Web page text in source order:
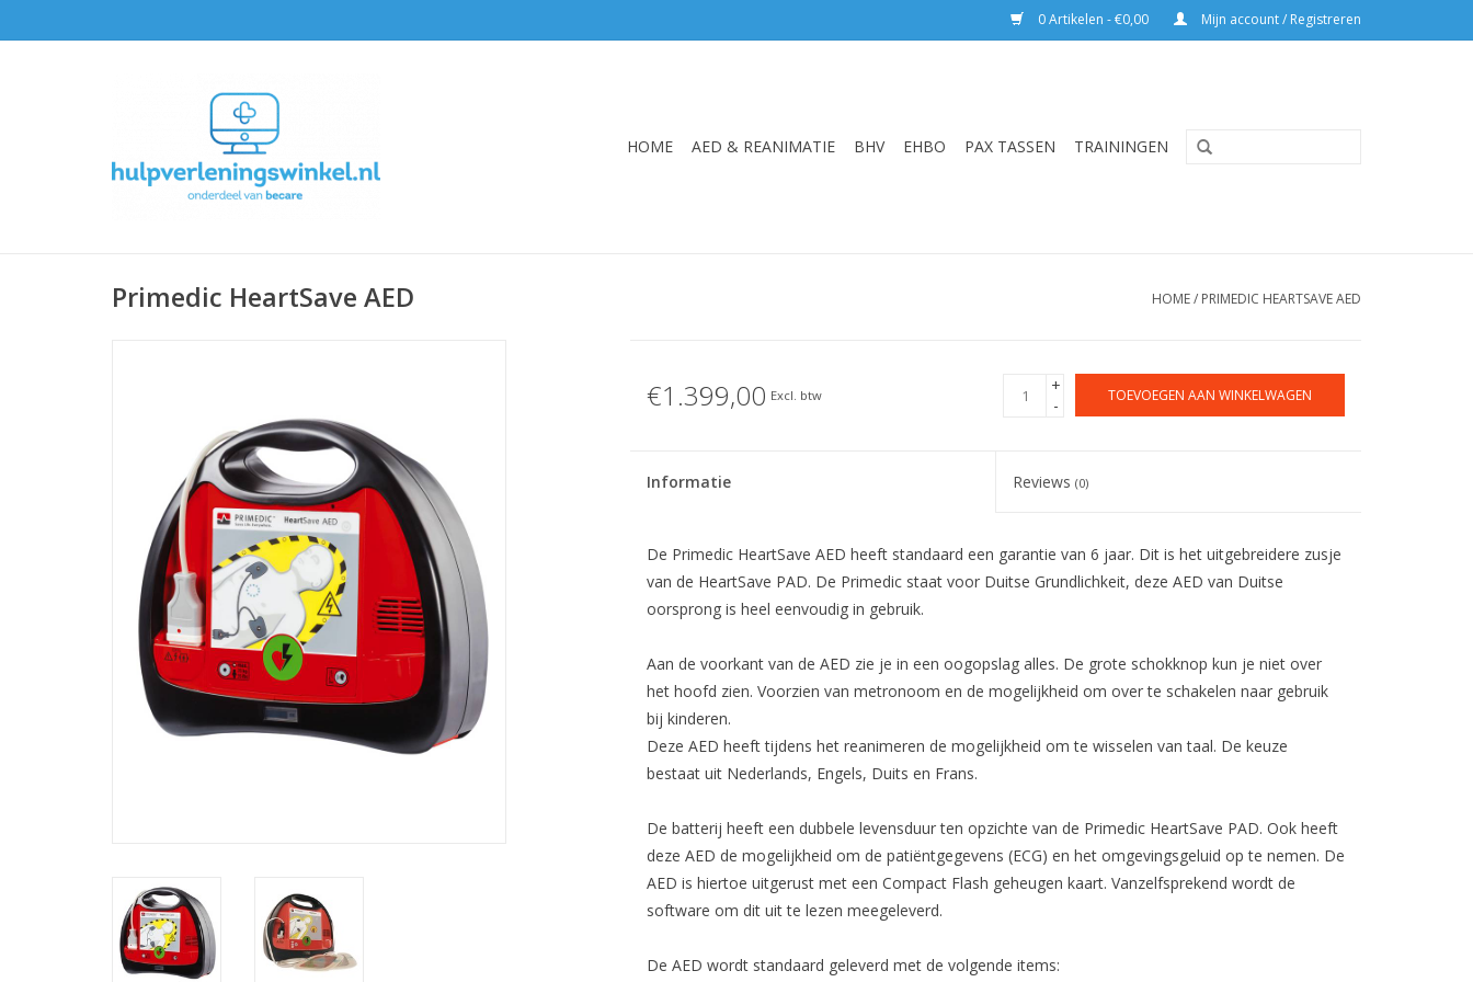
0 Artikelen - €0,00 Mijn account / Registreren
HOME AED & REANIMATIE BHV EHBO PAX TASSEN TRAININGEN
Primedic HeartSave AED HOME/ PRIMEDIC HEARTSAVE AED
€1.399,00 Excl. btw
+
-
TOEVOEGEN AAN WINKELWAGEN
Informatie Reviews(0)
De Primedic HeartSave AED heeft standaard een garantie van 6 jaar. Dit is het uitgebreidere zusje
van de HeartSave PAD. De Primedic staat voor Duitse Grundlichkeit, deze AED van Duitse
oorsprong is heel eenvoudig in gebruik.
Aan de voorkant van de AED zie je in een oogopslag alles. De grote schokknop kun je niet over
het hoofd zien. Voorzien van metronoom en de mogelijkheid om over te schakelen naar gebruik
bij kinderen.
Deze AED heeft tijdens het reanimeren de mogelijkheid om te wisselen van taal. De keuze
bestaat uit Nederlands, Engels, Duits en Frans.
De batterij heeft een dubbele levensduur ten opzichte van de Primedic HeartSave PAD. Ook heeft
deze AED de mogelijkheid om de patiëntgegevens (ECG) en het omgevingsgeluid op te nemen. De
AED is hiertoe uitgerust met een Compact Flash geheugen kaart. Vanzelfsprekend wordt de
software om dit uit te lezen meegeleverd.
De AED wordt standaard geleverd met de volgende items: